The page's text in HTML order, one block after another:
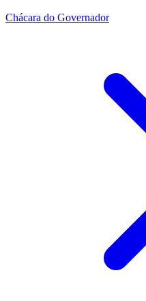
Chácara do Governador